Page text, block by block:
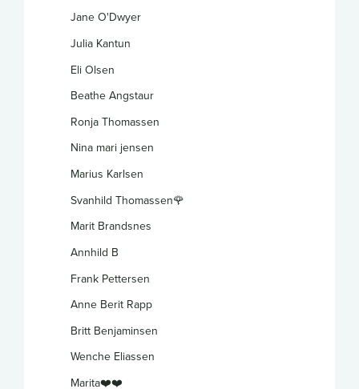
Jane O'Dwyer
Julia Kantun
Eli Olsen
Beathe Angstaur
Ronja Thomassen
Nina mari jensen
Marius Karlsen
Svanhild Thomassen🌹
Marit Brandsnes
Annhild B
Frank Pettersen
Anne Berit Rapp
Britt Benjaminsen
Wenche Eliassen
Marita❤️❤️